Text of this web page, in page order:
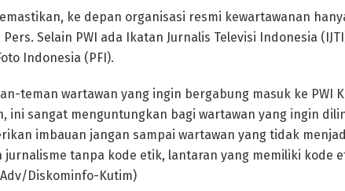
ke depan organisasi resmi kewartawanan
Selain PWI ada Ikatan Jurnalis Televisi Indonesia
Indonesia (PFI).
teman wartawan yang ingin bergabung masuk ke PWI
ini sangat menguntungkan bagi wartawan yang ingin
imbauan jangan sampai wartawan yang tidak
jurnalisme tanpa kode etik, lantaran yang memiliki kode
Diskominfo-Kutim)